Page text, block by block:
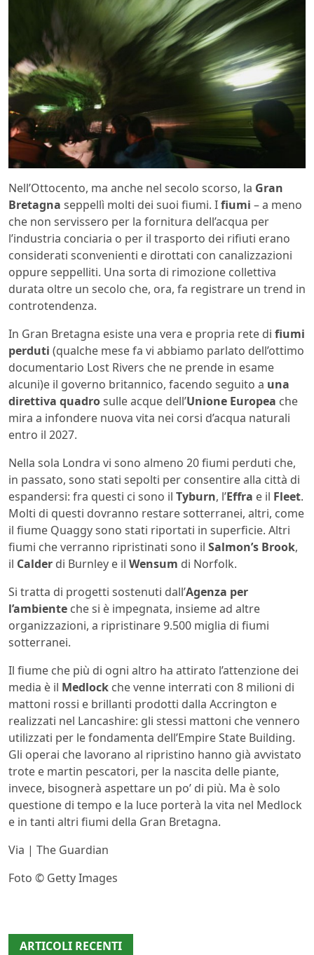
Nell’Ottocento, ma anche nel secolo scorso, la Gran
Bretagna seppellì molti dei suoi fiumi. Ifiumi – a meno
che non servissero per la fornitura dell’acqua per
l’industria conciaria o per il trasporto dei rifiuti erano
considerati sconvenienti e dirottati con canalizzazioni
oppure seppelliti. Una sorta di rimozione collettiva
durata oltre un secolo che, ora, fa registrare un trend in
controtendenza.
In Gran Bretagna esiste una vera e propria rete di fiumi
perduti (qualche mese fa vi abbiamo parlato dell’ottimo
documentario Lost Rivers che ne prende in esame
alcuni)e il governo britannico, facendo seguito a una
direttiva quadrosulle acque dell’Unione Europea che
mira a infondere nuova vita nei corsi d’acqua naturali
entro il 2027.
Nella sola Londra vi sono almeno 20 fiumi perduti che,
in passato, sono stati sepolti per consentire alla città di
espandersi: fra questi ci sono il Tyburn, l’Effra e il Fleet.
Molti di questi dovranno restare sotterranei, altri, come
il fiume Quaggy sono stati riportati in superficie. Altri
fiumi che verranno ripristinati sono il Salmon’s Brook,
il Calder di Burnley e il Wensum di Norfolk.
Si tratta di progetti sostenuti dall’Agenza per
l’ambiente che si è impegnata, insieme ad altre
organizzazioni, a ripristinare 9.500 miglia di fiumi
sotterranei.
Il fiume che più di ogni altro ha attirato l’attenzione dei
media è il Medlock che venne interrati con 8 milioni di
mattoni rossi e brillanti prodotti dalla Accrington e
realizzati nel Lancashire: gli stessi mattoni che vennero
utilizzati per le fondamenta dell’Empire State Building.
Gli operai che lavorano al ripristino hanno già avvistato
trote e martin pescatori, per la nascita delle piante,
invece, bisognerà aspettare un po’ di più. Ma è solo
questione di tempo e la luce porterà la vita nel Medlock
e in tanti altri fiumi della Gran Bretagna.
Via | The Guardian
Foto © Getty Images
ARTICOLI RECENTI